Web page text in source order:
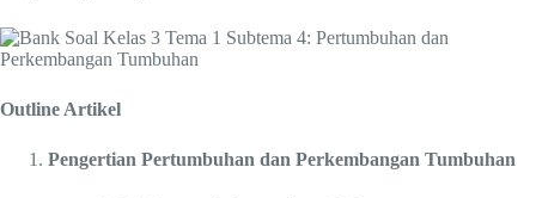
Outline Artikel
Pengertian Pertumbuhan dan Perkembangan Tumbuhan